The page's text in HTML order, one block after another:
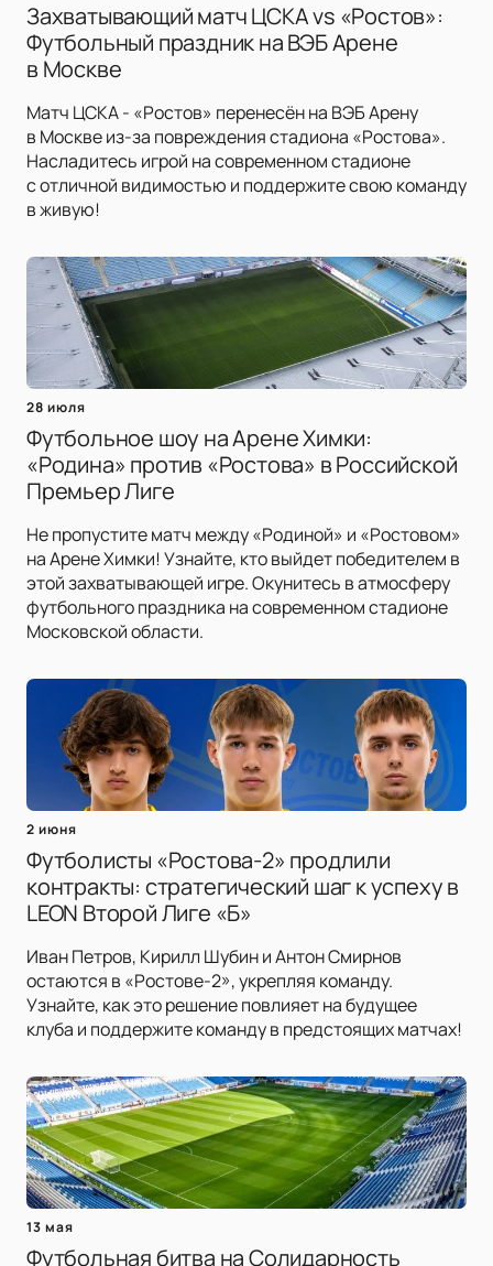
Захватывающий матч ЦСКА vs «Ростов»:
Футбольный праздник на ВЭБ Арене
в Москве
Матч ЦСКА - «Ростов» перенесён на ВЭБ Арену
в Москве из-за повреждения стадиона «Ростова».
Насладитесь игрой на современном стадионе
с отличной видимостью и поддержите свою команду
в живую!
28 июля
Футбольное шоу на Арене Химки:
«Родина» против «Ростова» в Российской
Премьер Лиге
Не пропустите матч между «Родиной» и «Ростовом»
на Арене Химки! Узнайте, кто выйдет победителем в
этой захватывающей игре. Окунитесь в атмосферу
футбольного праздника на современном стадионе
Московской области.
2 июня
Футболисты «Ростова-2» продлили
контракты: стратегический шаг к успеху в
LEON Второй Лиге «Б»
Иван Петров, Кирилл Шубин и Антон Смирнов
остаются в «Ростове-2», укрепляя команду.
Узнайте, как это решение повлияет на будущее
клуба и поддержите команду в предстоящих матчах!
13 мая
Футбольная битва на Солидарность